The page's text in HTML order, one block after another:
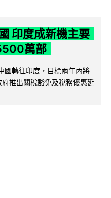
印度成新機主要
萬部
轉往印度，目標兩年內將
推出關稅豁免及稅務優惠延